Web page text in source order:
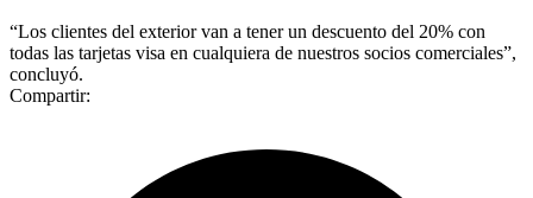
“Los clientes del exterior van a tener un descuento del 20% con
todas las tarjetas visa en cualquiera de nuestros socios comerciales”,
concluyó.
Compartir: